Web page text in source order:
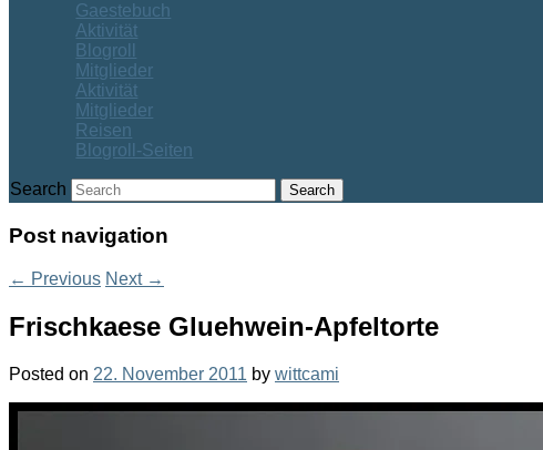
Gaestebuch
Aktivität
Blogroll
Mitglieder
Aktivität
Mitglieder
Reisen
Blogroll-Seiten
Search
Post navigation
← Previous Next →
Frischkaese Gluehwein-Apfeltorte
Posted on 22. November 2011 by wittcami